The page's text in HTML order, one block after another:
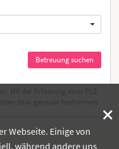
Webseite. Einige von
während andere uns